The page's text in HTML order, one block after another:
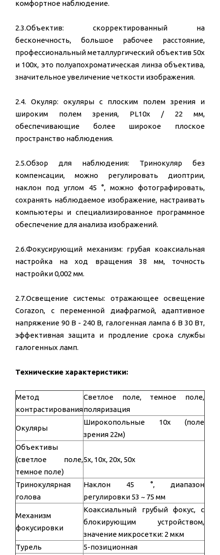
комфортное наблюдение.
2.3.Объектив: скорректированный на
бесконечность, большое рабочее расстояние,
профессиональный металлургический объектив 50х
и 100х, это полуапохроматическая линза объектива,
значительное увеличение четкости изображения.
2.4. Окуляр: окуляры с плоским полем зрения и
широким полем зрения, PL10x / 22 мм,
обеспечивающие более широкое плоское
пространство наблюдения.
2.5.Обзор для наблюдения: Тринокуляр без
компенсации, можно регулировать диоптрии,
наклон под углом 45 °, можно фотографировать,
сохранять наблюдаемое изображение, настраивать
компьютеры и специализированное программное
обеспечение для анализа изображений.
2.6.Фокусирующий механизм: грубая коаксиальная
настройка на ход вращения 38 мм, точность
настройки 0,002 мм.
2.7.Освещение системы: отражающее освещение
Corazon, с переменной диафрагмой, адаптивное
напряжение 90 В - 240 В, галогенная лампа 6 В 30 Вт,
эффективная защита и продление срока службы
галогенных ламп.
Технические характеристики:
Метод
контрастирования
Светлое поле, темное поле,
поляризация
Окуляры
Широкопольные 10х (поле
зрения 22м)
Объективы
(светлое поле,
темное поле)
5х, 10х, 20х, 50х
Тринокулярная
голова
Наклон 45 °, диапазон
регулировки 53 ~ 75 мм
Механизм
фокусировки
Коаксиальный грубый фокус, с
блокирующим устройством,
значение микросетки: 2 мкм
Турель
5-позиционная